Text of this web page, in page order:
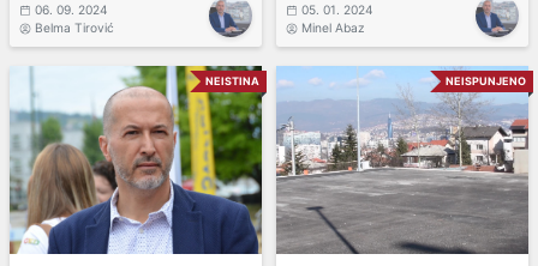
06. 09. 2024
Belma Tirović
05. 01. 2024
Minel Abaz
NEISTINA NEISPUNJENO